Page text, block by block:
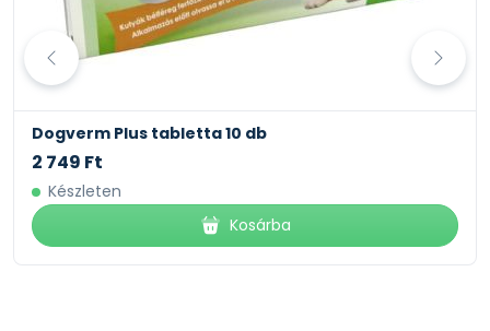
Dogverm Plus tabletta 10 db
2 749 Ft
Készleten
Kosárba